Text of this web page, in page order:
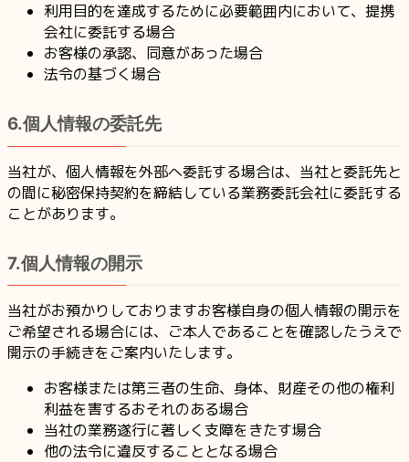
利用目的を達成するために必要範囲内において、提携
会社に委託する場合
お客様の承認、同意があった場合
法令の基づく場合
6.個人情報の委託先
当社が、個人情報を外部へ委託する場合は、当社と委託先と
の間に秘密保持契約を締結している業務委託会社に委託する
ことがあります。
7.個人情報の開示
当社がお預かりしておりますお客様自身の個人情報の開示を
ご希望される場合には、ご本人であることを確認したうえで
開示の手続きをご案内いたします。
お客様または第三者の生命、身体、財産その他の権利
利益を害するおそれのある場合
当社の業務遂行に著しく支障をきたす場合
他の法令に違反することとなる場合